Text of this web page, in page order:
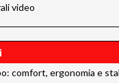
video
comfort, ergonomia e